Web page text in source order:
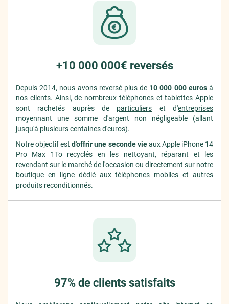
+10 000 000€ reversés
Depuis 2014, nous avons reversé plus de 10 000 000 eurosà
nos clients. Ainsi, de nombreux téléphones et tablettes Apple
sont rachetés auprès de particuliers et d'entreprises
moyennant une somme d'argent non négligeable (allant
jusqu'à plusieurs centaines d'euros).
Notre objectif estd'offrir une seconde vieaux Apple iPhone 14
Pro Max 1To recyclés en les nettoyant, réparant et les
revendant sur le marché de l'occasion ou directement sur notre
boutique en ligne dédié aux téléphones mobiles et autres
produits reconditionnés.
97% de clients satisfaits